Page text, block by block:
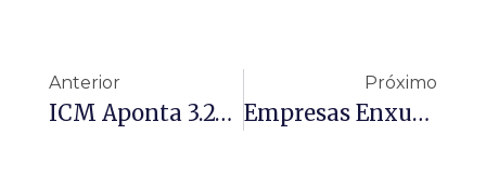
Anterior
ICM Aponta 3.255 Cidades Sem Estrutura Para Lidar Com Desastres Naturais; MG Lidera Ranking
Próximo
Empresas Enxugam Estrutura, E Brasil Elimina Mais De 300 Mil Vagas De Gerente E Diretor Em 6 Anos